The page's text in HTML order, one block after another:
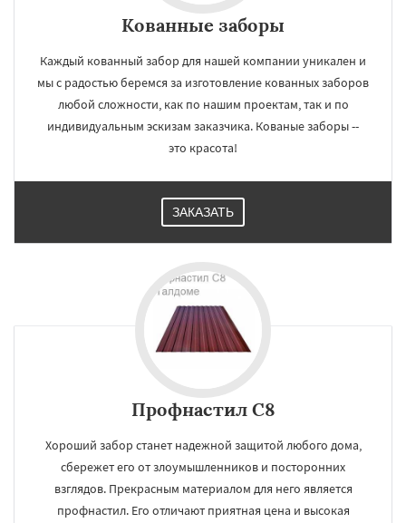
Кованные заборы
Каждый кованный забор для нашей компании уникален и
мы с радостью беремся за изготовление кованных заборов
любой сложности, как по нашим проектам, так и по
индивидуальным эскизам заказчика. Кованые заборы --
это красота!
ЗАКАЗАТЬ
Профнастил С8
Хороший забор станет надежной защитой любого дома,
сбережет его от злоумышленников и посторонних
взглядов. Прекрасным материалом для него является
профнастил. Его отличают приятная цена и высокая